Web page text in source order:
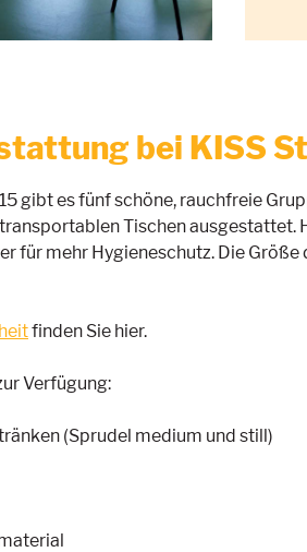
bei KISS
gibt es fünf schöne, rauchfreie
Tischen
für mehr Hygieneschutz. Die
finden Sie hier.
Verfügung:
(Sprudel medium und still)